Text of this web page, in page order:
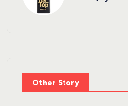
Other Story
волос
против